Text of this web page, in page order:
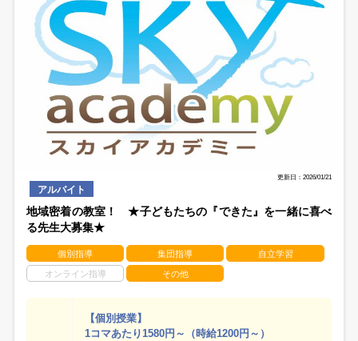
更新日：2026/01/21
アルバイト
地域密着の教室！ ★子どもたちの『できた』を一緒に喜べ
る先生大募集★
個別指導 集団指導 自立学習
オンライン指導 その他
【個別授業】
1コマあたり1580円～（時給1200円～）